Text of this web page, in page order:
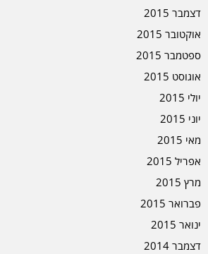
דצמבר 2015
אוקטובר 2015
ספטמבר 2015
אוגוסט 2015
יולי 2015
יוני 2015
מאי 2015
אפריל 2015
מרץ 2015
פברואר 2015
ינואר 2015
דצמבר 2014